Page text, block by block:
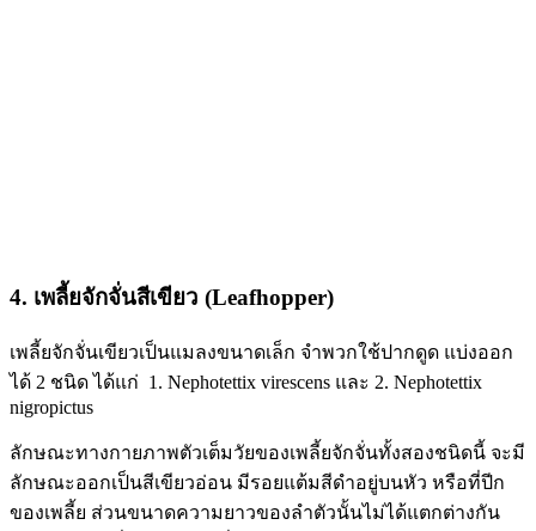
4. เพลี้ยจักจั่นสีเขียว (Leafhopper)
เพลี้ยจักจั่นเขียวเป็นแมลงขนาดเล็ก จำพวกใช้ปากดูด แบ่งออก
ได้ 2 ชนิด ได้แก่ 1. Nephotettix virescens และ 2. Nephotettix
nigropictus
ลักษณะทางกายภาพตัวเต็มวัยของเพลี้ยจักจั่นทั้งสองชนิดนี้ จะมี
ลักษณะออกเป็นสีเขียวอ่อน มีรอยแต้มสีดำอยู่บนหัว หรือที่ปีก
ของเพลี้ย ส่วนขนาดความยาวของลำตัวนั้นไม่ได้แตกต่างกัน